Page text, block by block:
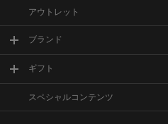
アウトレット
ブランド
ギフト
スペシャルコンテンツ